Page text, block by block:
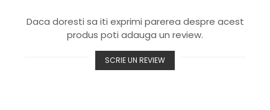
Daca doresti sa iti exprimi parerea despre acest
produs poti adauga un review.
SCRIE UN REVIEW